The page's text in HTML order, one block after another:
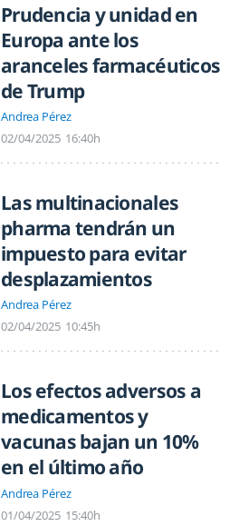
Prudencia y unidad en
Europa ante los
aranceles farmacéuticos
de Trump
Andrea Pérez
02/04/2025 16:40h
Las multinacionales
pharma tendrán un
impuesto para evitar
desplazamientos
Andrea Pérez
02/04/2025 10:45h
Los efectos adversos a
medicamentos y
vacunas bajan un 10%
en el último año
Andrea Pérez
01/04/2025 15:40h